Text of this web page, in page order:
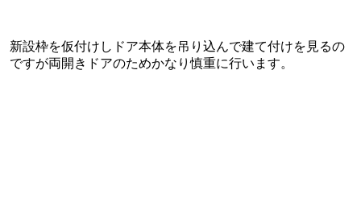
新設枠を仮付けしドア本体を吊り込んで建て付けを見るの
ですが両開きドアのためかなり慎重に行います。